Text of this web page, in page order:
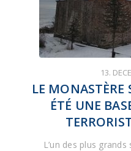
13.
LE MONASTÈRE
ÉTÉ UNE
L’un des plus